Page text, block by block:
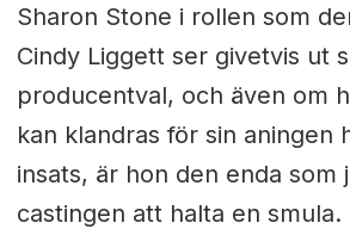
Sharon Stone i rollen som
Cindy Liggett ser givetvis ut
producentval, och även om
kan klandras för sin aningen
insats, är hon den enda som
castingen att halta en smula.